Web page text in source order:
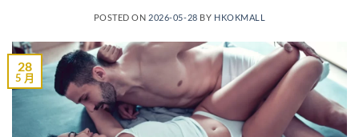
POSTED ON 2026-05-28 BY HKOKMALL
28
5 月